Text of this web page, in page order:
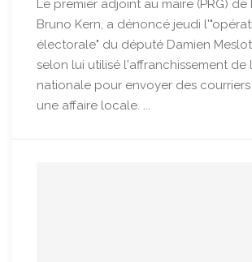
Le premier adjoint au maire (PRG) de
Bruno Kern, a dénoncé jeudi
électorale" du député Damien Meslot
selon lui utilisé l'affranchissement de
nationale pour envoyer des
une affaire locale. ...